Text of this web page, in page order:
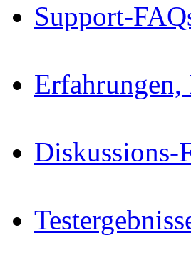
Support-
Erfahrungen,
Diskussions-